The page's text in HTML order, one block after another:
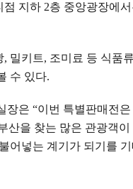
점 지하 2층 중앙광장에
, 밀키트, 조미료 등 식품
수 있다.
장은 “이번 특별판매전
산을 찾는 많은 관광객
어넣는 계기가 되기를